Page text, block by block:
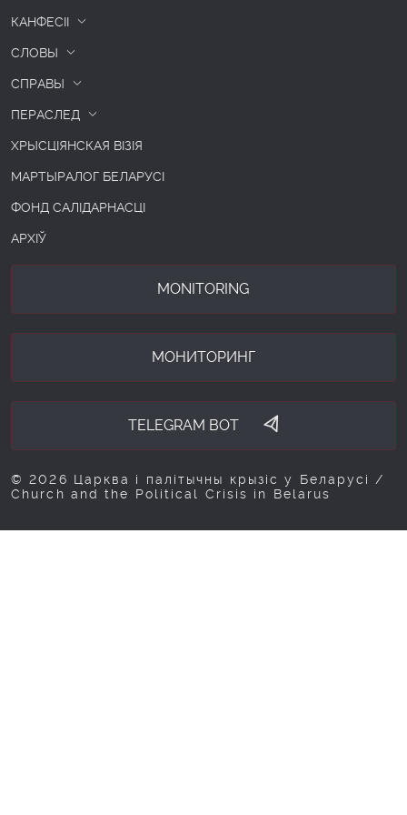
КАНФЕСІІ
СЛОВЫ
СПРАВЫ
ПЕРАСЛЕД
ХРЫСЦІЯНСКАЯ ВІЗІЯ
МАРТЫРАЛОГ БЕЛАРУСІ
ФОНД САЛІДАРНАСЦІ
АРХІЎ
MONITORING
МОНИТОРИНГ
TELEGRAM BOT
© 2026 Царква і палітычны крызіс у Беларусі /
Church and the Political Crisis in Belarus